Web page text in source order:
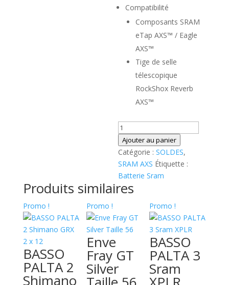
Compatibilité
Composants SRAM
eTap AXS™ / Eagle
AXS™
Tige de selle
télescopique
RockShox Reverb
AXS™
quantité
de
Batterie
SRAM
AXS
Ajouter au panier
Catégorie :SOLDES,
SRAM AXS Étiquette :
Batterie Sram
Produits similaires
Promo !
BASSO
PALTA 2
Shimano
Promo !
Enve
Fray GT
Silver
Promo !
BASSO
PALTA 3
Sram